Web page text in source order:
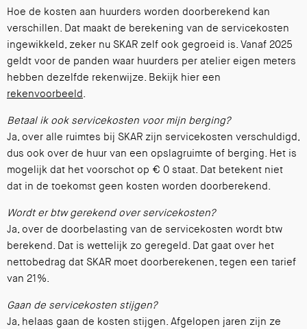
Hoe de kosten aan huurders worden doorberekend kan
verschillen. Dat maakt de berekening van de servicekosten
ingewikkeld, zeker nu SKAR zelf ook gegroeid is. Vanaf 2025
geldt voor de panden waar huurders per atelier eigen meters
hebben dezelfde rekenwijze. Bekijk hier een
rekenvoorbeeld.
Betaal ik ook servicekosten voor mijn berging?
Ja, over alle ruimtes bij SKAR zijn servicekosten verschuldigd,
dus ook over de huur van een opslagruimte of berging. Het is
mogelijk dat het voorschot op € 0 staat. Dat betekent niet
dat in de toekomst geen kosten worden doorberekend.
Wordt er btw gerekend over servicekosten?
Ja, over de doorbelasting van de servicekosten wordt btw
berekend. Dat is wettelijk zo geregeld. Dat gaat over het
nettobedrag dat SKAR moet doorberekenen, tegen een tarief
van 21%.
Gaan de servicekosten stijgen?
Ja, helaas gaan de kosten stijgen. Afgelopen jaren zijn ze